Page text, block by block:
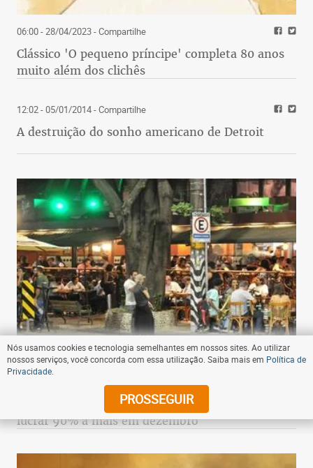
06:00 - 28/04/2023- Compartilhe
Clássico 'O pequeno príncipe' completa 80 anos
muito além dos clichês
12:02 - 05/01/2014- Compartilhe
A destruição do sonho americano de Detroit
Bares e restaurantes de BH têm expectativa de
lucrar 90% a mais em dezembro
Nós usamos cookies e tecnologia semelhantes em nossos sites. Ao utilizar
nossos serviços, você concorda com essa utilização. Saiba mais em Política de
Privacidade
PROSSEGUIR